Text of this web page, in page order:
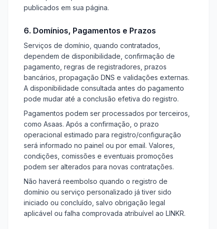
publicados em sua página.
6. Domínios, Pagamentos e Prazos
Serviços de domínio, quando contratados,
dependem de disponibilidade, confirmação de
pagamento, regras de registradores, prazos
bancários, propagação DNS e validações externas.
A disponibilidade consultada antes do pagamento
pode mudar até a conclusão efetiva do registro.
Pagamentos podem ser processados por terceiros,
como Asaas. Após a confirmação, o prazo
operacional estimado para registro/configuração
será informado no painel ou por email. Valores,
condições, comissões e eventuais promoções
podem ser alterados para novas contratações.
Não haverá reembolso quando o registro de
domínio ou serviço personalizado já tiver sido
iniciado ou concluído, salvo obrigação legal
aplicável ou falha comprovada atribuível ao LINKR.